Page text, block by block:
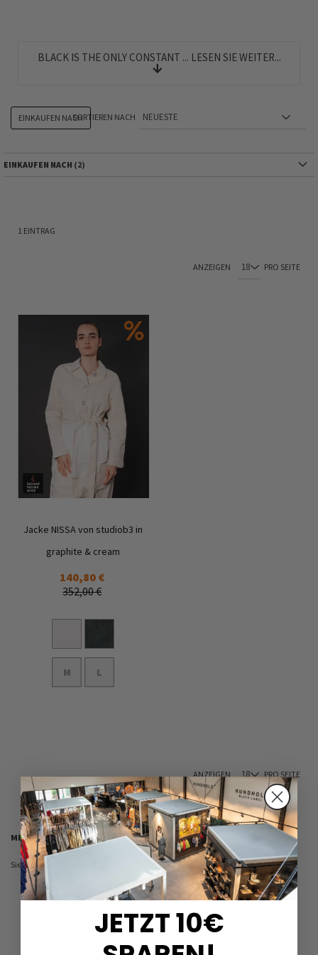
BLACK IS THE ONLY CONSTANT ... LESEN SIE WEITER...
1 EINTRAG
SORTIEREN NACH
ANZEIGEN PRO SEITE
Jacke NISSA von studiob3 in
graphite & cream
140,80 €
352,00 €
M L
ANZEIGEN PRO SEITE
EINKAUFEN NACH
EINKAUFEN NACH
MEIN WUNSCHZETTEL
Sie haben keine Artikel auf Ihrem Wunschzettel.
JETZT 10€